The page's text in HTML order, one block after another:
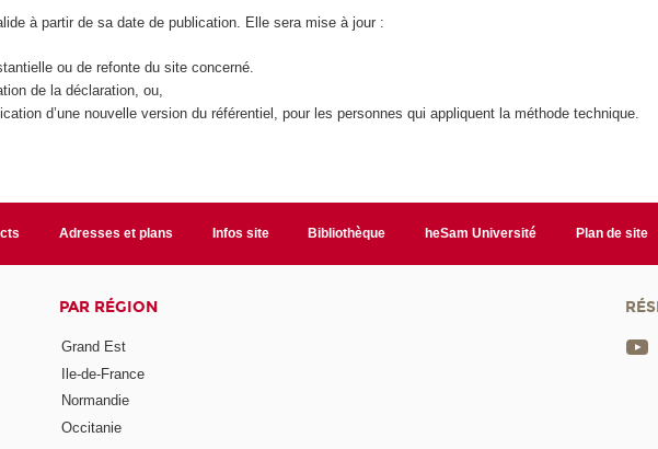
à partir de sa date de publication. Elle sera mise à jour :
ou de refonte du site concerné.
de la déclaration, ou,
d’une nouvelle version du référentiel, pour les personnes qui appliquent la méthode technique.
Adresses et plans Infos site Bibliothèque heSam Université Plan de site
PAR RÉGION
Grand Est
Ile-de-France
Normandie
Occitanie